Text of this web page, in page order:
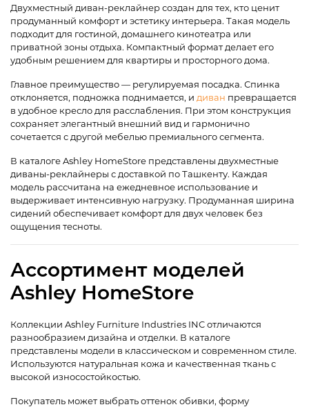
Двухместный диван-реклайнер создан для тех, кто ценит
продуманный комфорт и эстетику интерьера. Такая модель
подходит для гостиной, домашнего кинотеатра или
приватной зоны отдыха. Компактный формат делает его
удобным решением для квартиры и просторного дома.
Главное преимущество — регулируемая посадка. Спинка
отклоняется, подножка поднимается, и диван превращается
в удобное кресло для расслабления. При этом конструкция
сохраняет элегантный внешний вид и гармонично
сочетается с другой мебелью премиального сегмента.
В каталоге Ashley HomeStore представлены двухместные
диваны-реклайнеры с доставкой по Ташкенту. Каждая
модель рассчитана на ежедневное использование и
выдерживает интенсивную нагрузку. Продуманная ширина
сидений обеспечивает комфорт для двух человек без
ощущения тесноты.
Ассортимент моделей
Ashley HomeStore
Коллекции Ashley Furniture Industries INC отличаются
разнообразием дизайна и отделки. В каталоге
представлены модели в классическом и современном стиле.
Используются натуральная кожа и качественная ткань с
высокой износостойкостью.
Покупатель может выбрать оттенок обивки, форму